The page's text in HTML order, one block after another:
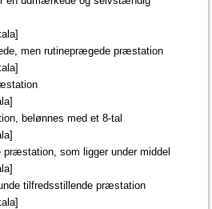
men rutineprægede præstation
belønnes med et 8-tal
som ligger under middel
tilfredsstillende præstation